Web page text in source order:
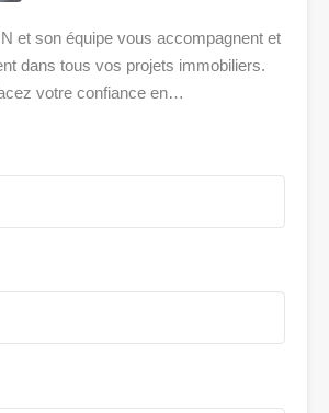
et son équipe vous accompagnent et
dans tous vos projets immobiliers.
votre confiance en…